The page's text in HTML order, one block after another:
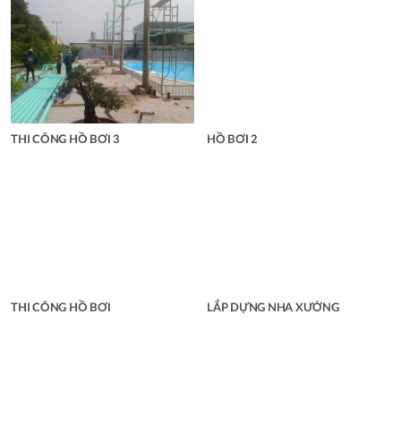
THI CÔNG HỒ BƠI 3 HỒ BƠI 2
THI CÔNG HỒ BƠI LẮP DỰNG NHA XƯỞNG